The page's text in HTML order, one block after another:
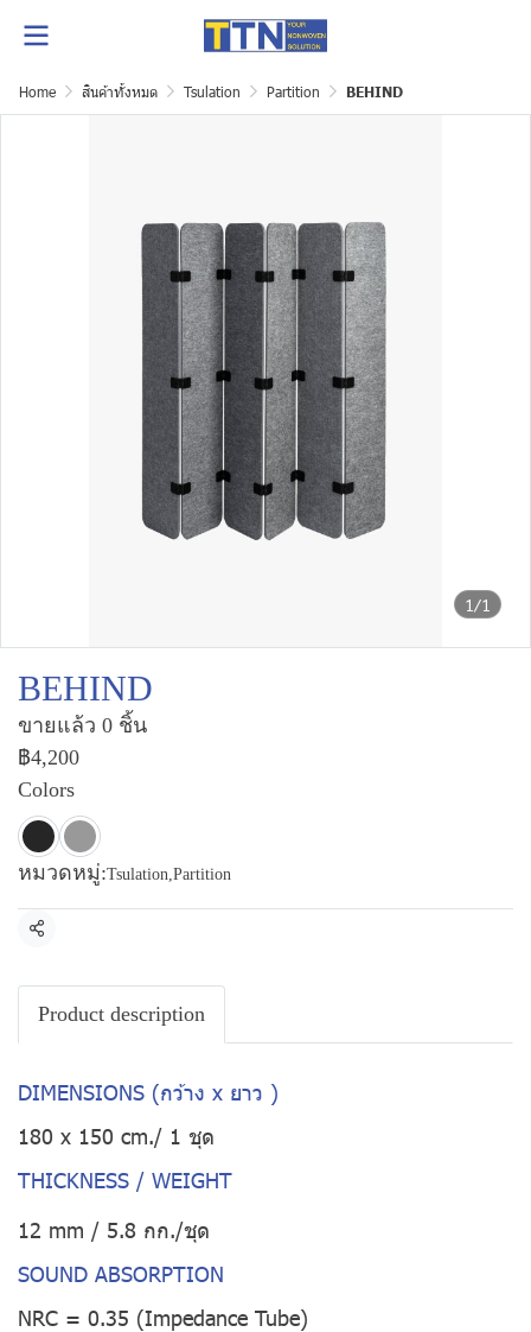
Home สินค้าทั้งหมด Tsulation Partition BEHIND
1/1
BEHIND
ขายแล้ว 0 ชิ้น
฿4,200
Colors
หมวดหมู่:Tsulation,Partition
แชร์
Product description
DIMENSIONS (กว้าง x ยาว )
180 x 150 cm./ 1 ชุด
THICKNESS / WEIGHT
12 mm / 5.8 กก./ชุด
SOUND ABSORPTION
NRC = 0.35 (Impedance Tube)